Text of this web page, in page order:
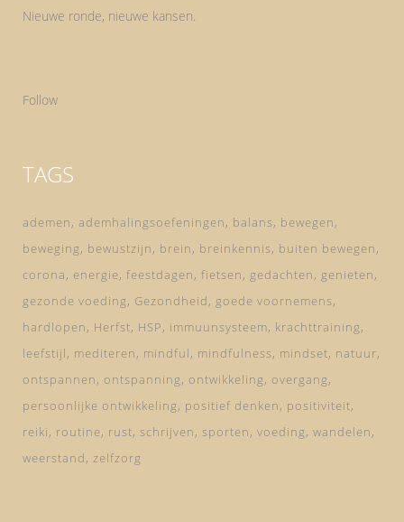
Nieuwe ronde, nieuwe kansen.
Follow
TAGS
ademen ademhalingsoefeningen balans bewegen
beweging
bewustzijn brein breinkennis buiten bewegen
corona
energie feestdagen fietsen gedachten
genieten
gezonde voeding
Gezondheid
goede voornemens
hardlopen
Herfst HSP immuunsysteem krachttraining
leefstijl
mediteren mindful mindfulness mindset natuur
ontspannen
ontspanning ontwikkeling
overgang
persoonlijke ontwikkeling
positief denken
positiviteit
reiki
routine rust schrijven sporten voeding wandelen
weerstand zelfzorg